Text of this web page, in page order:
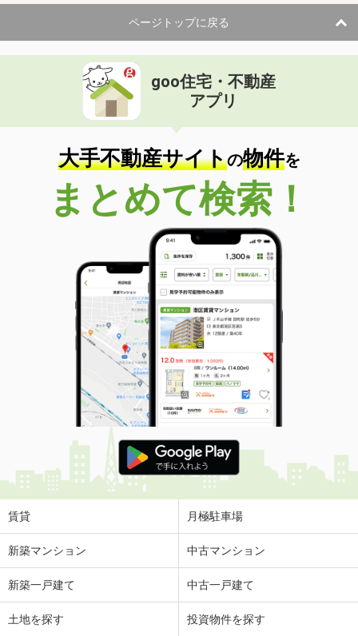
ページトップに戻る
goo住宅・不動産
アプリ
大手不動産サイトの物件を
まとめて検索！
賃貸 月極駐車場
新築マンション 中古マンション
新築一戸建て 中古一戸建て
土地を探す 投資物件を探す